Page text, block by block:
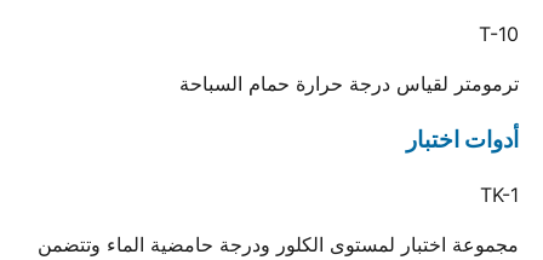
T-10
ترمومتر لقياس درجة حرارة حمام السباحة
أدوات اختبار
TK-1
مجموعة اختبار لمستوى الكلور ودرجة حامضية الماء وتتضمن